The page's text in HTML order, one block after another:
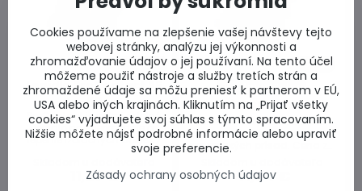
24%
Lepidlo ProContact 25
kg
ProContact je veľmi odolné
lepidlo na stierkovanie a
lepenie izolačných dosiek z
polystyrénu a minerálnej vlny.
11,57 €
30%
Dodanie 3 dni
Baumit SupraFix 25 kg
Minerálne lepidlo na báze
cementu s obsahom
organických prísad. Cena za
41,54 €
Cookies používame na zlepšenie vašej návštevy tejto
webovej stránky, analýzu jej výkonnosti a
zhromažďovanie údajov o jej používaní. Na tento účel
môžeme použiť nástroje a služby tretích strán a
zhromaždené údaje sa môžu preniesť k partnerom v EÚ,
USA alebo iných krajinách. Kliknutím na „Prijať všetky
cookies“ vyjadrujete svoj súhlas s týmto spracovaním.
Nižšie môžete nájsť podrobné informácie alebo upraviť
svoje preferencie.
Zásady ochrany osobných údajov